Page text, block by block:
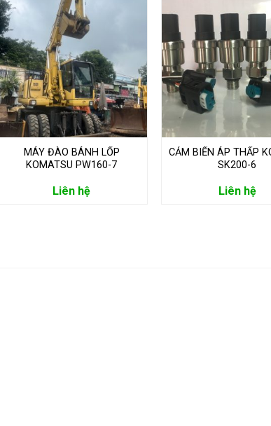
MÁY ĐÀO BÁNH LỐP
KOMATSU PW160-7
Liên hệ
CẢM BIẾN ÁP THẤP
SK200-6
Liên hệ